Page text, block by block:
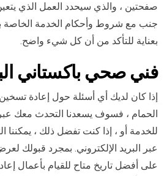
صفحتين ، والذي سيحدد العمل الذي يتعين
جنب مع شروط وأحكام الخدمة الخاصة
بعناية للتأكد من أن كل شيء واضح.
فني صحي باكستاني
إذا كان لديك أي أسئلة حول إعادة
الحمام ، فسوف يسعدنا التحدث معك
للخدمة أو ، إذا كنت تفضل ذلك ، يمكننا
عبر البريد الإلكتروني. بمجرد قبولك
على أفضل تاريخ متاح للقيام بأعمال